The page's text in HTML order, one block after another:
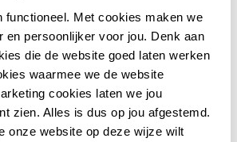
functioneel. Met cookies maken we
en persoonlijker voor jou. Denk aan
die de website goed laten werken
waarmee we de website
cookies laten we jou
zien. Alles is dus op jou afgestemd.
onze website op deze wijze wilt